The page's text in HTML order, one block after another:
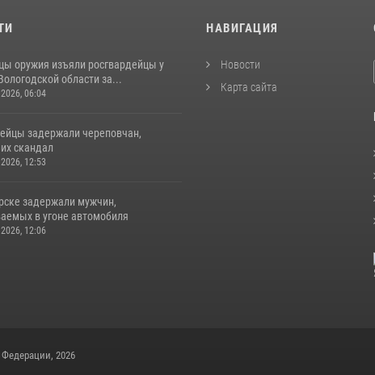
оружия изъяли росгвардейцы у
области за...
06:04
задержали череповчан,
скандал
12:53
задержали мужчин,
в угоне автомобиля
12:06
НАВИГАЦИЯ
Новости
Карта сайта
2026